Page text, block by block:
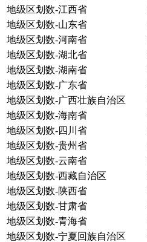
地级区划数-江西省
地级区划数-山东省
地级区划数-河南省
地级区划数-湖北省
地级区划数-湖南省
地级区划数-广东省
地级区划数-广西壮族自治区
地级区划数-海南省
地级区划数-四川省
地级区划数-贵州省
地级区划数-云南省
地级区划数-西藏自治区
地级区划数-陕西省
地级区划数-甘肃省
地级区划数-青海省
地级区划数-宁夏回族自治区